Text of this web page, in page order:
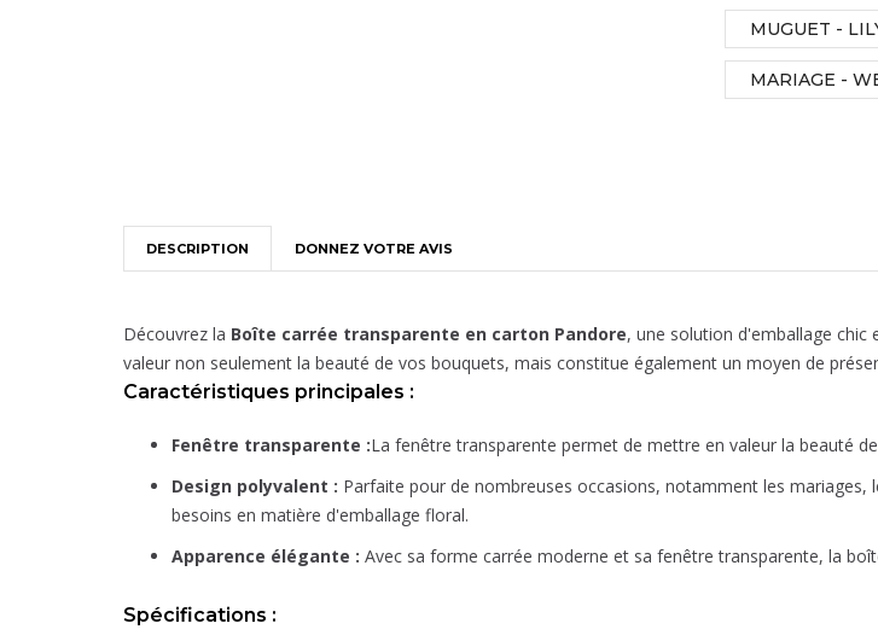
MUGUET -
MARIAGE -
DESCRIPTION
Découvrez la Boîte carrée transparente en carton Pandore, une solution d'emballage
valeur non seulement la beauté de vos bouquets, mais constitue également un moyen de
Caractéristiques principales :
Fenêtre transparente :La fenêtre transparente permet de mettre en valeur la beauté
Design polyvalent : Parfaite pour de nombreuses occasions, notamment les
besoins en matière d'emballage floral.
Apparence élégante : Avec sa forme carrée moderne et sa fenêtre transparente, la
Spécifications :
DONNEZ VOTRE AVIS